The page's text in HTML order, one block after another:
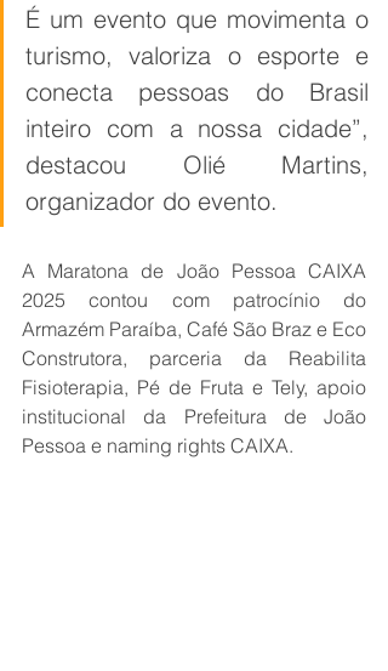
É um evento que movimenta o
turismo, valoriza o esporte e
conecta pessoas do Brasil
inteiro com a nossa cidade”,
destacou Olié Martins,
organizador do evento.
A Maratona de João Pessoa CAIXA
2025 contou com patrocínio do
Armazém Paraíba, Café São Braz e Eco
Construtora, parceria da Reabilita
Fisioterapia, Pé de Fruta e Tely, apoio
institucional da Prefeitura de João
Pessoa e naming rights CAIXA.